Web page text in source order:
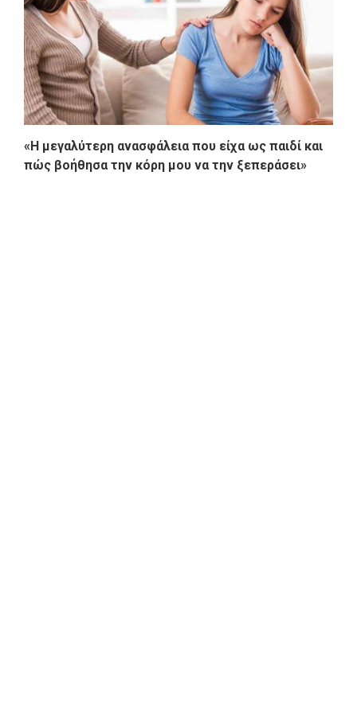
«Η μεγαλύτερη ανασφάλεια που είχα ως παιδί και
πώς βοήθησα την κόρη μου να την ξεπεράσει»